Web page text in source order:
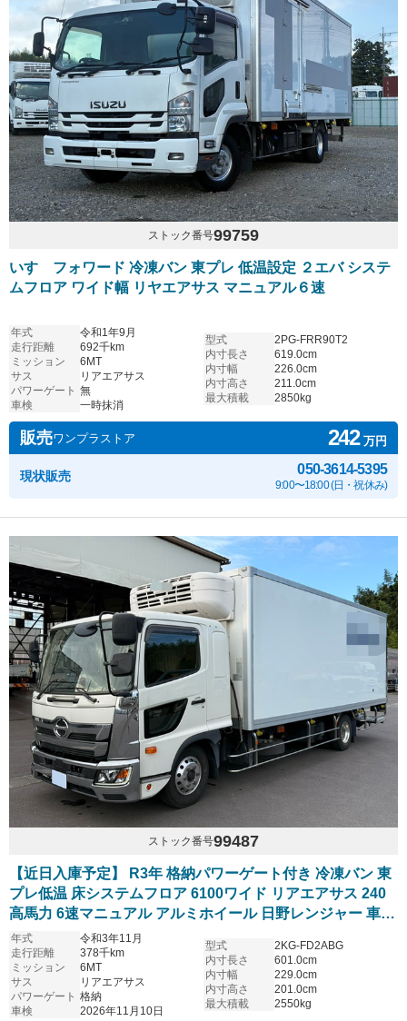
ストック番号99759
いすゞフォワード 冷凍バン 東プレ 低温設定 ２エバ システ
ムフロア ワイド幅 リヤエアサス マニュアル６速
年式
令和1年9月
走行距離
692千km
ミッション
6MT
サス
リアエアサス
パワーゲート 無
車検
一時抹消
型式
2PG-FRR90T2
内寸長さ
619.0cm
内寸幅
226.0cm
内寸高さ
211.0cm
最大積載
2850kg
販売ワンプラストア 242万円
現状販売 050-3614-5395
9:00〜18:00 (日・祝休み)
ストック番号99487
【近日入庫予定】 R3年 格納パワーゲート付き 冷凍バン 東
プレ低温 床システムフロア 6100ワイド リアエアサス 240
高馬力 6速マニュアル アルミホイール 日野レンジャー 車検
付き
年式
令和3年11月
走行距離
378千km
ミッション
6MT
サス
リアエアサス
パワーゲート 格納
車検
2026年11月10日
型式
2KG-FD2ABG
内寸長さ
601.0cm
内寸幅
229.0cm
内寸高さ
201.0cm
最大積載
2550kg